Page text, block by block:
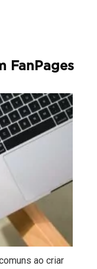
FanPages
ao criar